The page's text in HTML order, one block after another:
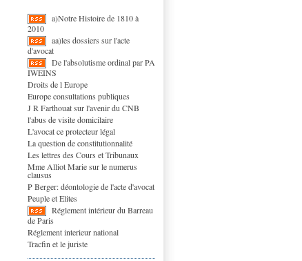
a)Notre Histoire de 1810 à
2010
aa)les dossiers sur l'acte
d'avocat
De l'absolutisme ordinal par PA
IWEINS
Droits de l Europe
Europe consultations publiques
J R Farthouat sur l'avenir du CNB
l'abus de visite domicilaire
L'avocat ce protecteur légal
La question de constitutionnalité
Les lettres des Cours et Tribunaux
Mme Alliot Marie sur le numerus
clausus
P Berger: déontologie de l'acte d'avocat
Peuple et Elites
Réglement intérieur du Barreau
de Paris
Réglement interieur national
Tracfin et le juriste